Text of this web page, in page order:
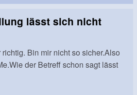
lässt sich nicht
Bin mir nicht so sicher.Also
der Betreff schon sagt lässt